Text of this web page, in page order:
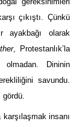
çıkıştı. Çünkü
ayakbağı olarak
, Protestanlık’la
olmadan. Dininin
savundu.
gördü.
insanı